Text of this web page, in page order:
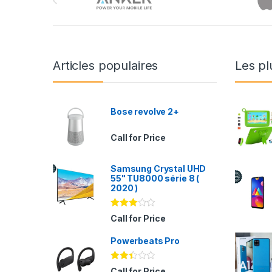
Articles populaires
Bose revolve 2+
Call for Price
Samsung Crystal UHD
55" TU8000 série 8 (
2020 )
Note
2.94
Call for Price
Powerbeats Pro
Note
Les